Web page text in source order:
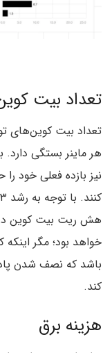
تعداد بیت
تعداد بیت کوین‌های
هر ماینر بستگی دارد.
نیز بازده فعلی خود را
هش ریت بیت کوین
خواهد بود؛ مگر
باشد که نصف شدن
کند.
هزینه برق